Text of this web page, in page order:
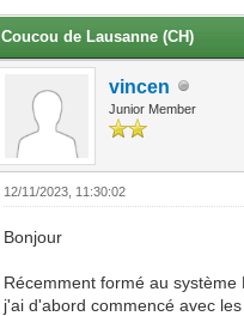
Coucou de Lausanne (CH)
vincen
Junior Member
12/11/2023, 11:30:02
Bonjour
Récemment formé au
j'ai d'abord commencé avec